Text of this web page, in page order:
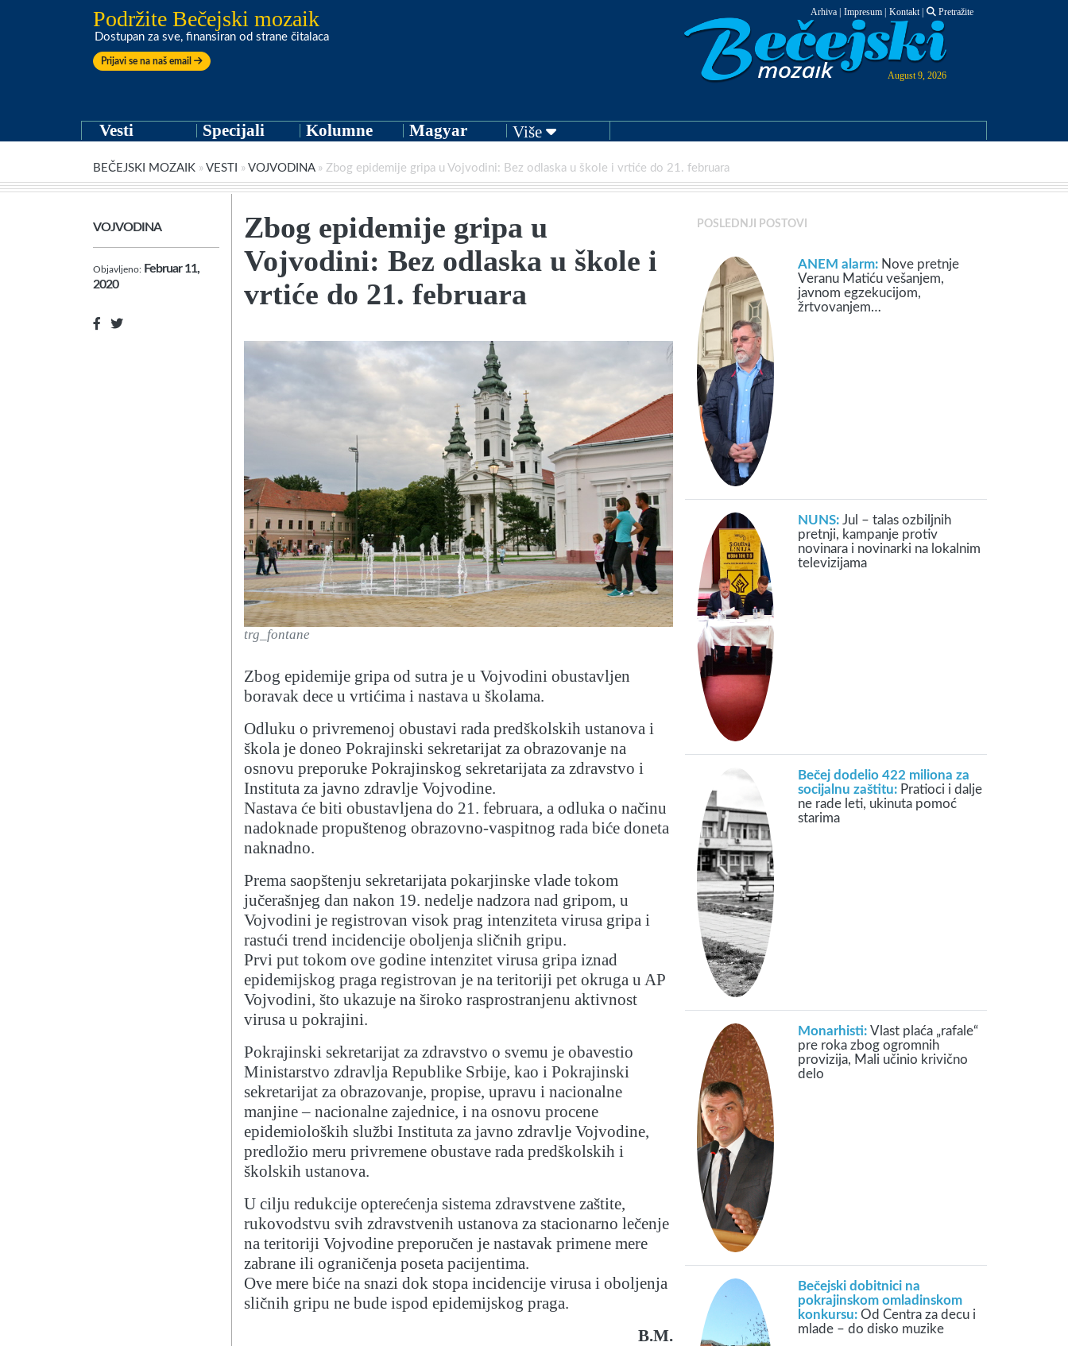
Podržite Bečejski mozaik
Dostupan za sve, finansiran od strane čitalaca
Prijavi se na naš email
Arhiva Impresum Kontakt| Pretražite
August 9, 2026
Vesti Specijali Kolumne Magyar Više
BEČEJSKI MOZAIK » VESTI » VOJVODINA» Zbog epidemije gripa u Vojvodini: Bez odlaska u škole i vrtiće do 21. februara
VOJVODINA
Objavljeno: Februar 11,
2020
Zbog epidemije gripa u
Vojvodini: Bez odlaska u škole i
vrtiće do 21. februara
trg_fontane
Zbog epidemije gripa od sutra je u Vojvodini obustavljen
boravak dece u vrtićima i nastava u školama.
Odluku o privremenoj obustavi rada predškolskih ustanova i
škola je doneo Pokrajinski sekretarijat za obrazovanje na
osnovu preporuke Pokrajinskog sekretarijata za zdravstvo i
Instituta za javno zdravlje Vojvodine.
Nastava će biti obustavljena do 21. februara, a odluka o načinu
nadoknade propuštenog obrazovno-vaspitnog rada biće doneta
naknadno.
Prema saopštenju sekretarijata pokarjinske vlade tokom
jučerašnjeg dan nakon 19. nedelje nadzora nad gripom, u
Vojvodini je registrovan visok prag intenziteta virusa gripa i
rastući trend incidencije oboljenja sličnih gripu.
Prvi put tokom ove godine intenzitet virusa gripa iznad
epidemijskog praga registrovan je na teritoriji pet okruga u AP
Vojvodini, što ukazuje na široko rasprostranjenu aktivnost
virusa u pokrajini.
Pokrajinski sekretarijat za zdravstvo o svemu je obavestio
Ministarstvo zdravlja Republike Srbije, kao i Pokrajinski
sekretarijat za obrazovanje, propise, upravu i nacionalne
manjine – nacionalne zajednice, i na osnovu procene
epidemioloških službi Instituta za javno zdravlje Vojvodine,
predložio meru privremene obustave rada predškolskih i
školskih ustanova.
U cilju redukcije opterećenja sistema zdravstvene zaštite,
rukovodstvu svih zdravstvenih ustanova za stacionarno lečenje
na teritoriji Vojvodine preporučen je nastavak primene mere
zabrane ili ograničenja poseta pacijentima.
Ove mere biće na snazi dok stopa incidencije virusa i oboljenja
sličnih gripu ne bude ispod epidemijskog praga.
B.M.
POSLEDNJI POSTOVI
ANEM alarm: Nove pretnje
Veranu Matiću vešanjem,
javnom egzekucijom,
žrtvovanjem…
NUNS: Jul – talas ozbiljnih
pretnji, kampanje protiv
novinara i novinarki na lokalnim
televizijama
Bečej dodelio 422 miliona za
socijalnu zaštitu: Pratioci i dalje
ne rade leti, ukinuta pomoć
starima
Monarhisti: Vlast plaća „rafale“
pre roka zbog ogromnih
provizija, Mali učinio krivično
delo
Bečejski dobitnici na
pokrajinskom omladinskom
konkursu: Od Centra za decu i
mlade – do disko muzike